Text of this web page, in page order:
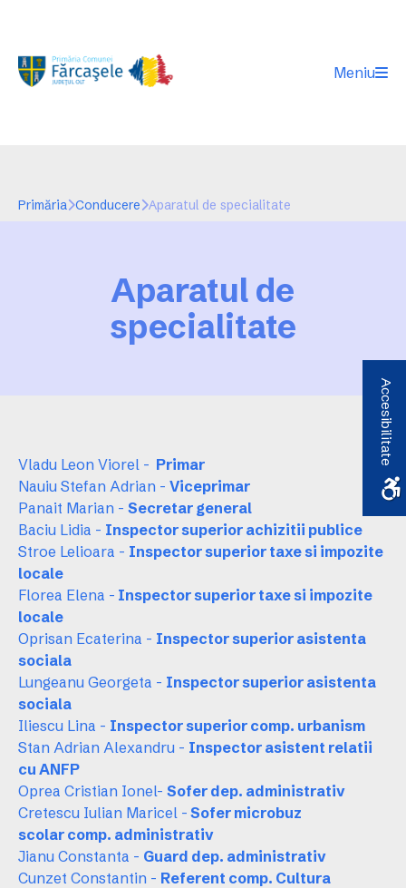
Meniu
Primăria Conducere Aparatul de specialitate
Aparatul de
specialitate
Vladu Leon Viorel - Primar
Nauiu Stefan Adrian - Viceprimar
Panait Marian - Secretar general
Baciu Lidia - Inspector superior achizitii publice
Stroe Lelioara - Inspector superior taxe si impozite
locale
Florea Elena - Inspector superior taxe si impozite
locale
Oprisan Ecaterina - Inspector superior asistenta
sociala
Lungeanu Georgeta - Inspector superior asistenta
sociala
Iliescu Lina - Inspector superior comp. urbanism
Stan Adrian Alexandru - Inspector asistent relatii
cu ANFP
Oprea Cristian Ionel- Sofer dep. administrativ
Cretescu Iulian Maricel - Sofer microbuz
scolar comp. administrativ
Jianu Constanta - Guard dep. administrativ
Cunzet Constantin - Referent comp. Cultura
Accesibilitate